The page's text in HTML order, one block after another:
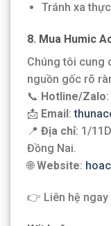
Tránh xa
8. Mua Humic
Chúng tôi cung
nguồn gốc rõ
📞 Hotline/Zalo
📩 Email :
📍 Địa chỉ: 1/
Đồng Nai.
🌐Website:
👉 Liên hệ ngay